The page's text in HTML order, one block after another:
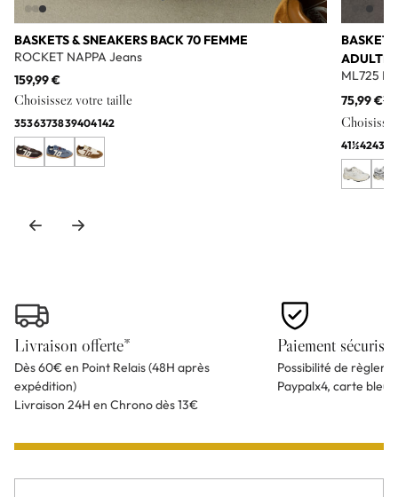
BASKETS & SNEAKERS BACK 70 FEMME
ROCKET NAPPA Jeans
159,99 €
Choisissez votre taille
3536373839404142
ADULTE
ML725
75,99 €
41½4243
Livraison offerte*
Dès 60€ en Point Relais (48H après
expédition)
Livraison 24H en Chrono dès 13€
Paiement sécurisé
Possibilité de
Paypalx4, carte